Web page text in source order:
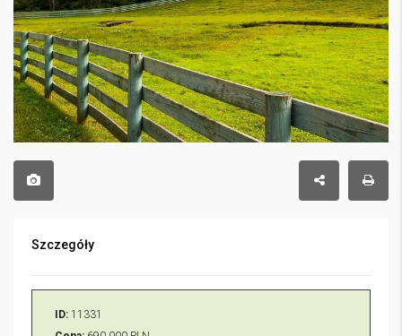
Szczegóły
ID: 11331